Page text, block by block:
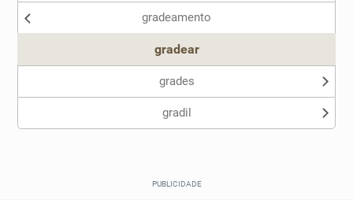
Dicionário
gradeamento
gradear
grades
gradil